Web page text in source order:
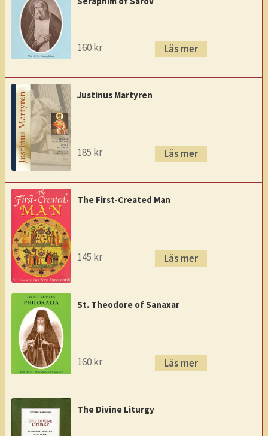
160kr Läs mer
Justinus Martyren
185 kr Läs mer
The First-Created Man
145 kr Läs mer
St. Theodore of Sanaxar
160kr Läs mer
The Divine Liturgy